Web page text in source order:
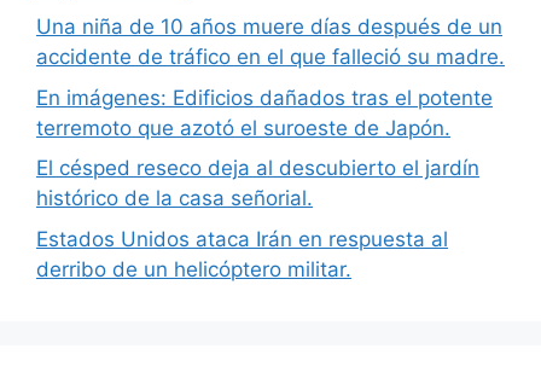
Una niña de 10 años muere días después de un
accidente de tráfico en el que falleció su madre.
En imágenes: Edificios dañados tras el potente
terremoto que azotó el suroeste de Japón.
El césped reseco deja al descubierto el jardín
histórico de la casa señorial.
Estados Unidos ataca Irán en respuesta al
derribo de un helicóptero militar.